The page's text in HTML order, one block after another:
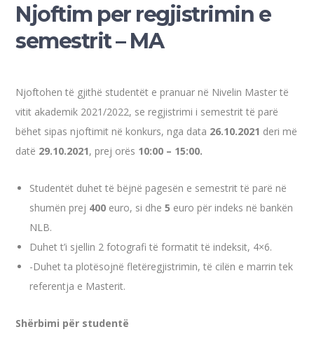
Njoftim per regjistrimin e
semestrit – MA
Njoftohen të gjithë studentët e pranuar në Nivelin Master të
vitit akademik 2021/2022, se regjistrimi i semestrit të parë
bëhet sipas njoftimit në konkurs, nga data 26.10.2021 deri më
datë 29.10.2021, prej orës 10:00 – 15:00.
Studentët duhet të bëjnë pagesën e semestrit të parë në
shumën prej 400 euro, si dhe5 euro për indeks në bankën
NLB.
Duhet t’i sjellin 2 fotografi të formatit të indeksit, 4×6.
-Duhet ta plotësojnë fletëregjistrimin, të cilën e marrin tek
referentja e Masterit.
Shërbimi për studentë